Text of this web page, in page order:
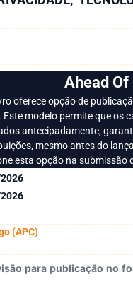
Ahead
oferece opção de
Este modelo permite que os
antecipadamente,
mesmo antes do
esta opção na submissão
(APC)
para publicação no